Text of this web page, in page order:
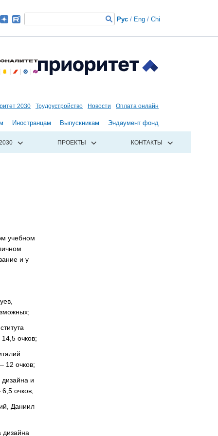
Рус / Eng / Chi
2030 Трудоустройство Новости Оплата онлайн
Иностранцам Выпускникам Эндаумент фонд
ПРОЕКТЫ КОНТАКТЫ
учебном
и у
очков;
12 очков;
дизайна и
очков;
Даниил
дизайна